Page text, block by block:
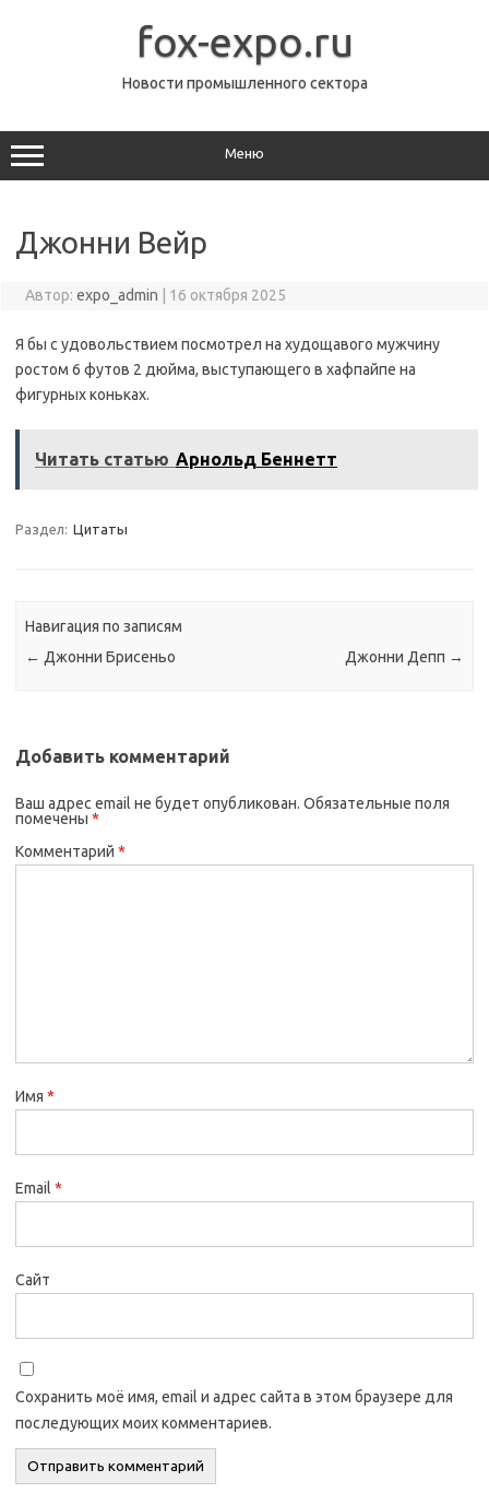
fox-expo.ru
Новости промышленного сектора
Меню
Джонни Вейр
Автор: expo_admin 16 октября 2025
Я бы с удовольствием посмотрел на худощавого мужчину
ростом 6 футов 2 дюйма, выступающего в хафпайпе на
фигурных коньках.
Читать статью Арнольд Беннетт
Раздел: Цитаты
Навигация по записям
← Джонни Брисеньо Джонни Депп →
Добавить комментарий
Ваш адрес email не будет опубликован. Обязательные поля
помечены *
Комментарий *
Имя *
Email *
Сайт
Сохранить моё имя, email и адрес сайта в этом браузере для
последующих моих комментариев.